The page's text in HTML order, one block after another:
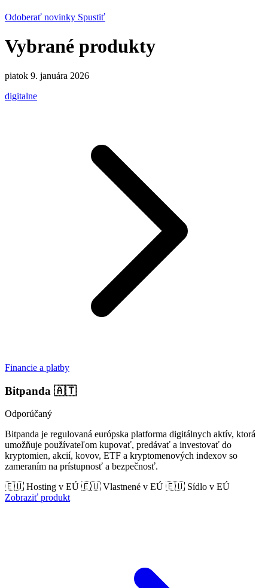
Odoberať novinky Spustiť
Vybrané produkty
piatok 9. januára 2026
digitalne
Financie a platby
Bitpanda 🇦🇹
Odporúčaný
Bitpanda je regulovaná európska platforma digitálnych aktív, ktorá
umožňuje používateľom kupovať, predávať a investovať do
kryptomien, akcií, kovov, ETF a kryptomenových indexov so
zameraním na prístupnosť a bezpečnosť.
🇪🇺 Hosting v EÚ 🇪🇺 Vlastnené v EÚ 🇪🇺 Sídlo v EÚ
Zobraziť produkt